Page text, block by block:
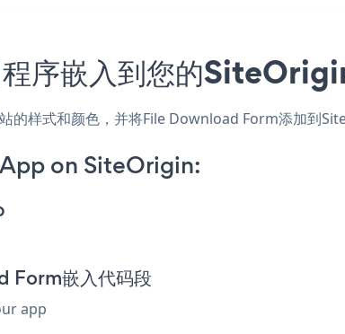
嵌入到您的
样式和颜色，并将File Download Form添加到
on SiteOrigin:
嵌入代码段
app